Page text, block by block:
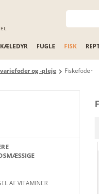
KÆLEDYR FUGLE FISK
og -pleje Fiskefoder
AF VITAMINER